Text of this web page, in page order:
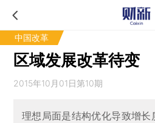
中国改革
区域发展改革待变
2015年10月01日第10期
理想局面是结构优化导致增